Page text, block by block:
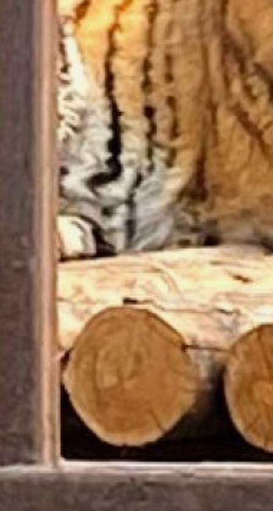
А в период подготовки
к спячке медведям
и барсукам увеличивают
порции и калорийность
основного рациона. Для
копытных питомцев
заготавливают веники
А плоды дуба, жёлуди
служат пищей для лосей,
косуль, оленей, изюбрей,
кабанов, медведей, куниц,
белок, кроликов, грызунов
и даже коз. Такие птицы,
как сойки, поползни, дятлы
и кедровки, также
питаются этими плодами.
Употребление желудей
в рационе животных
способствует их лучшей
подготовке к холодам,
поскольку они содержат
разнообразные
микроэлементы, эфирные
масла и обладают
антибактериальными
Также многие животные,
в том числе и хищники,
любят траву, которая
является источником
и микроэлементов.
Напоминаем, что
кормление животных
собственным кормом
запрещено.
Читайте нас в соцсетях:
ВКонтакте,
Одноклассники, Телеграм
Как вам материал?